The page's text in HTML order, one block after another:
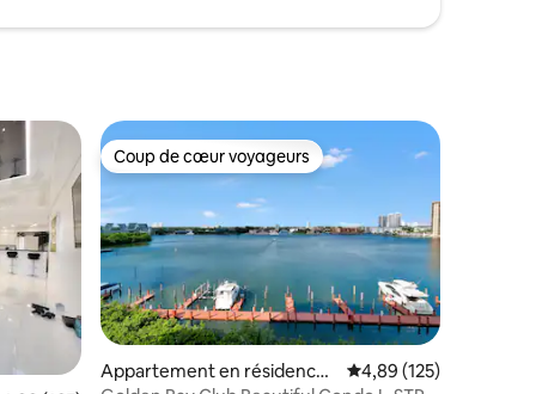
: 4,94 sur 5
Coup de cœur voyageurs
Coup de cœur voyageurs
Appartement en résidence ⋅
Évaluation moyenne
4,89 (125)